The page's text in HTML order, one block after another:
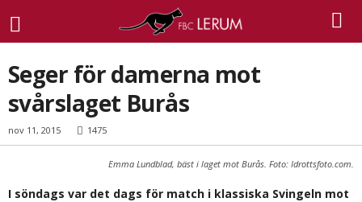
Seger för damerna mot
svårslaget Burås
nov 11, 2015 1475
Emma Lundblad, bäst i laget mot Burås. Foto: Idrottsfoto.com.
I söndags var det dags för match i klassiska Svingeln mot